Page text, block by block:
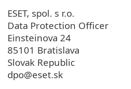
ESET, spol. s r.o.
Data Protection Officer
Einsteinova 24
85101 Bratislava
Slovak Republic
dpo@eset.sk